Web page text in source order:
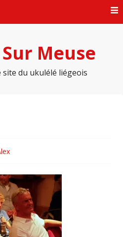
Meuse
site du ukulélé liégeois